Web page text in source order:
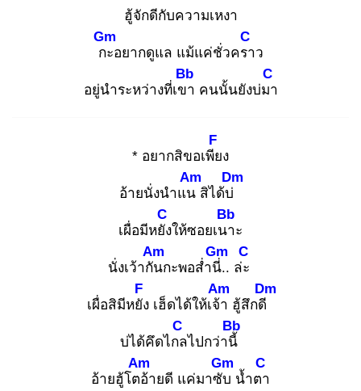
ฮู้จักดีกับความเหงา
กะ
Gm
อยากดูแล แม้แค่ชั่วครา
C
ว
อยู่นำระหว่างที่เขา
Bb
คนนั้นยังบ่มา
C
* อยากสิขอเพีย
F
ง
อ้ายนั่งนำแน
Am
สิได้บ่
Dm
เผื่อมีหยัง
C
ให้ซอยเนา
Bb
ะ
นั่งเว้ากัน
Am
กะพอส่ำนี่.
Gm
. ล่ะ
C
เผื่อสิมีหยัง
F
เฮ็ดได้ให้เจ้า
Am
ฮู้สึกดี
Dm
บ่ได้คึดไกล
C
ไปกว่านี้
Bb
อ้ายฮู้โตอ้
Am
ายดี แค่มาซับ
Gm
น้ำตา
C